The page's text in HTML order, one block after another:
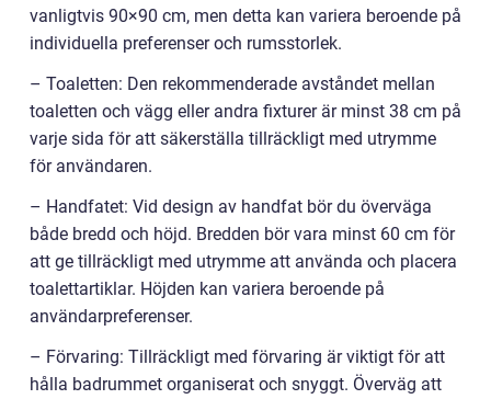
vanligtvis 90×90 cm, men detta kan variera beroende på
individuella preferenser och rumsstorlek.
– Toaletten: Den rekommenderade avståndet mellan
toaletten och vägg eller andra fixturer är minst 38 cm på
varje sida för att säkerställa tillräckligt med utrymme
för användaren.
– Handfatet: Vid design av handfat bör du överväga
både bredd och höjd. Bredden bör vara minst 60 cm för
att ge tillräckligt med utrymme att använda och placera
toalettartiklar. Höjden kan variera beroende på
användarpreferenser.
– Förvaring: Tillräckligt med förvaring är viktigt för att
hålla badrummet organiserat och snyggt. Överväg att